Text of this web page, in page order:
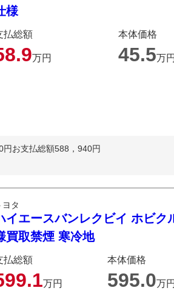
様
払総額
9万円
本体価格
45.5万円
お支払総額588，940円
ヨタ
イエースバンレクビイ ホビク
買取禁煙 寒冷地
払総額
1万円
本体価格
595.0万円